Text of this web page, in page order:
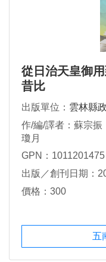
從日治天皇御
昔比
出版單位： 雲林縣
作/編/譯者：蘇宗振
瓊月
GPN：1011201475
出版／創刊日期：
價格：300
五